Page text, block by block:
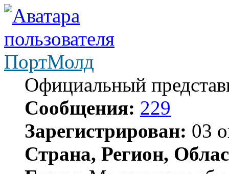
ПортМолд
Официальный
Сообщения: 229
Зарегистрирован: 03
Страна, Регион,